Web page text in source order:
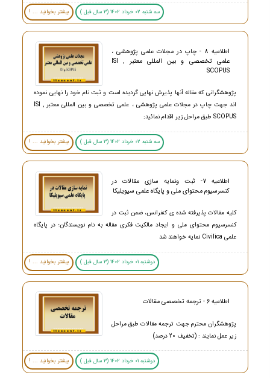
سه شنبه 02 خرداد 1402 (3 سال قبل ) بیشتر بخوانید ... !
اطلاعیه 8 - چاپ در مجلات علمی پژوهشی ،
علمی تخصصی و بین المللی معتبر ISI ,
SCOPUS
پژوهشگرانی که مقاله آنها پذیرش نهایی گردیده است و ثبت نام خود را نهایی نموده
اند جهت چاپ در مجلات علمی پژوهشی ، علمی تخصصی و بین المللی معتبر ISI ,
SCOPUS طبق مراحل زیر اقدام نمائید:
سه شنبه 02 خرداد 1402 (3 سال قبل ) بیشتر بخوانید ... !
اطلاعیه 7- ثبت ونمایه سازی مقالات در
کنسرسیوم محتوای ملی و پایگاه علمی سیویلیکا
کلیه مقالات پذیرفته شده ی کنفرانس، ضمن ثبت در
کنسرسیوم محتوای ملی و ایجاد مالکیت فکری مقاله به نام نویسندگان؛ در پایگاه
علمی Civilica نمایه خواهند شد
دوشنبه 01 خرداد 1402 (3 سال قبل ) بیشتر بخوانید ... !
اطلاعیه 6 - ترجمه تخصصی مقالات
پژوهشگران محترم جهت ترجمه مقالات طبق مراحل
زیر عمل نمایند : (تخفیف 20 درصد)
دوشنبه 01 خرداد 1402 (3 سال قبل ) بیشتر بخوانید ... !